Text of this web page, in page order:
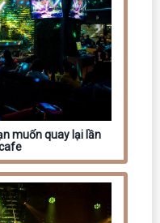
muốn quay lại lần